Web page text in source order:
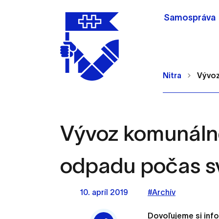
Samospráva
Nitra
Vývoz
odpadu počas
10. apríl 2019 #Archív
Dovoľujeme si
Nastavenie
Cookies sú malé
Vaša voľba v tomto okne.